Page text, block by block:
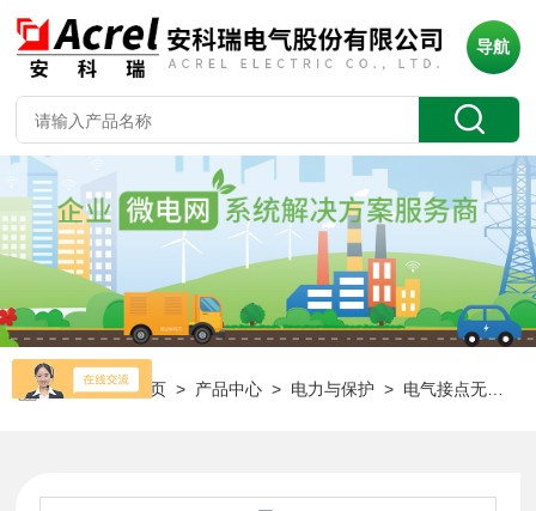
导航
当前位置：首页 > 产品中心 > 电力与保护 > 电气接点无线测温装置